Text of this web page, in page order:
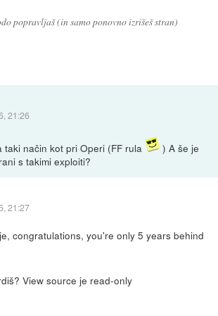
popravljaš (in samo ponovno izrišeš stran)
21:26
taki način kot pri Operi (FF rula
) A še je
s takimi exploiti?
21:27
congratulations, you're only 5 years behind
View source je read-only